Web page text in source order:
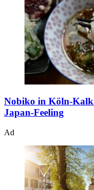
Nobiko in Köln-Kalk
Japan-Feeling
Ad